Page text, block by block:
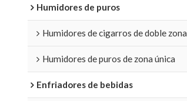
Humidores de puros
Humidores de cigarros de doble zona
Humidores de puros de zona única
Enfriadores de bebidas